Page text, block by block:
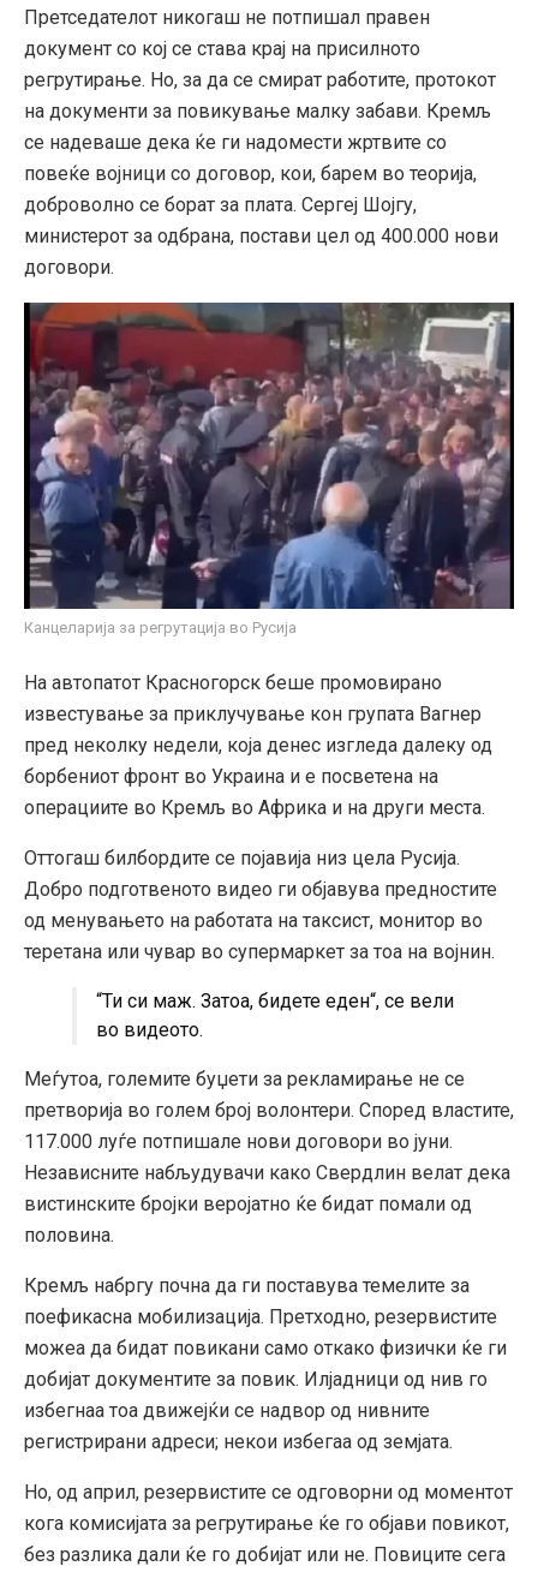
Претседателот никогаш не потпишал правен
документ со кој се става крај на присилното
регрутирање. Но, за да се смират работите, протокот
на документи за повикување малку забави. Кремљ
се надеваше дека ќе ги надомести жртвите со
повеќе војници со договор, кои, барем во теорија,
доброволно се борат за плата. Сергеј Шојгу,
министерот за одбрана, постави цел од 400.000 нови
договори.
Канцеларија за регрутација во Русија
На автопатот Красногорск беше промовирано
известување за приклучување кон групата Вагнер
пред неколку недели, која денес изгледа далеку од
борбениот фронт во Украина и е посветена на
операциите во Кремљ во Африка и на други места.
Оттогаш билбордите се појавија низ цела Русија.
Добро подготвеното видео ги објавува предностите
од менувањето на работата на таксист, монитор во
теретана или чувар во супермаркет за тоа на војнин.
“Ти си маж. Затоа, бидете еден“, се вели
во видеото.
Меѓутоа, големите буџети за рекламирање не се
претворија во голем број волонтери. Според властите,
117.000 луѓе потпишале нови договори во јуни.
Независните набљудувачи како Свердлин велат дека
вистинските бројки веројатно ќе бидат помали од
половина.
Кремљ набргу почна да ги поставува темелите за
поефикасна мобилизација. Претходно, резервистите
можеа да бидат повикани само откако физички ќе ги
добијат документите за повик. Илјадници од нив го
избегнаа тоа движејќи се надвор од нивните
регистрирани адреси; некои избегаа од земјата.
Но, од април, резервистите се одговорни од моментот
кога комисијата за регрутирање ќе го објави повикот,
без разлика дали ќе го добијат или не. Повиците сега